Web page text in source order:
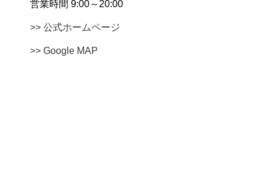
営業時間 9:00～20:00
>> 公式ホームページ
>> Google MAP